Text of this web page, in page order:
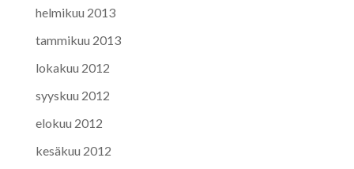
helmikuu 2013
tammikuu 2013
lokakuu 2012
syyskuu 2012
elokuu 2012
kesäkuu 2012